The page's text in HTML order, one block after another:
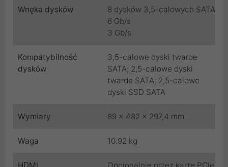
Wnęka dysków
8 dysków 3,5-calowych SATA
6 Gb/s
3 Gb/s
Kompatybilność
dysków
3,5-calowe dyski twarde
SATA; 2,5-calowe dyski
twarde SATA; 2,5-calowe
dyski SSD SATA
Wymiary 89 x 482 x 297,4 mm
Waga 10.92 kg